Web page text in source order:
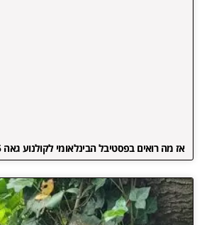
אז מה רואים בפסטיבל הבינלאומי לקולנוע גאה TLVFEST 2025?